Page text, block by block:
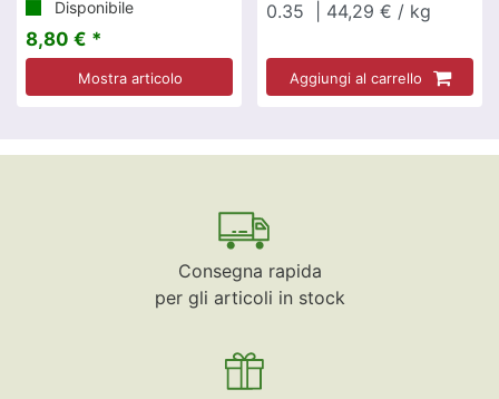
Disponibile
8,80 € *
Mostra articolo
0.35
| 44,29 € / kg
Aggiungi al carrello
Consegna rapida
per gli articoli in stock